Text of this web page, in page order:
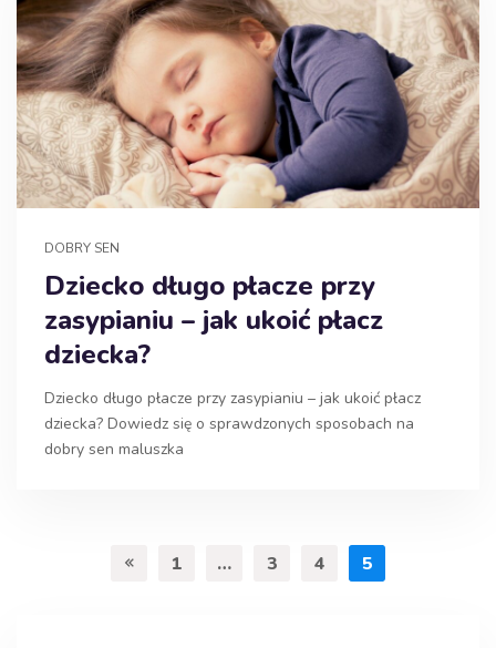
DOBRY SEN
Dziecko długo płacze przy
zasypianiu – jak ukoić płacz
dziecka?
Dziecko długo płacze przy zasypianiu – jak ukoić płacz
dziecka? Dowiedz się o sprawdzonych sposobach na
dobry sen maluszka
1 … 3 4 5